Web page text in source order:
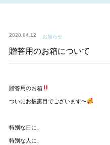
2020.04.12 お知らせ
贈答用のお箱について
贈答用のお箱
ついにお披露目でございます〜
特別な日に、
特別な人に、